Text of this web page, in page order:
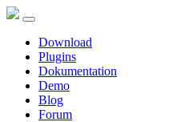
Download
Plugins
Dokumentation
Demo
Blog
Forum